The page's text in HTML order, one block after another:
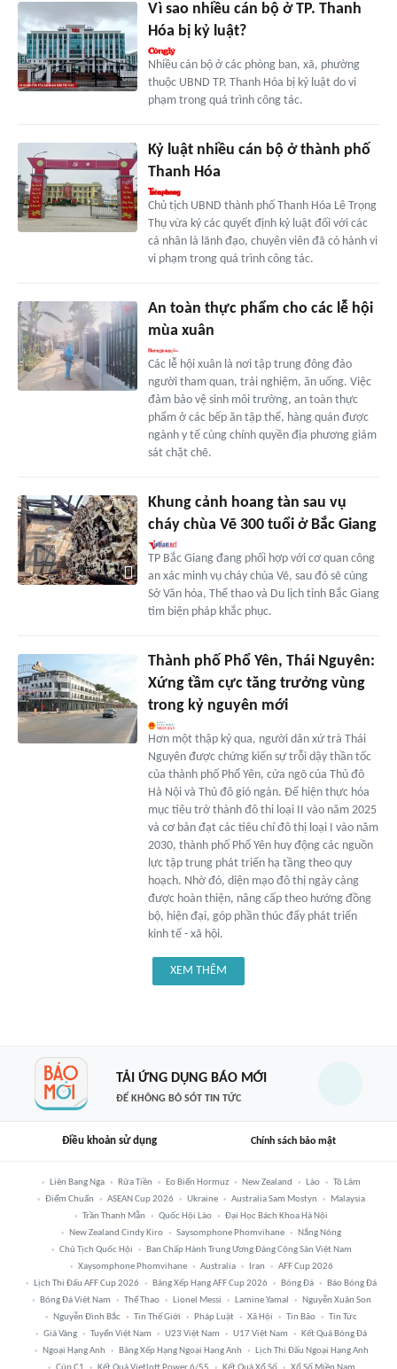
Vì sao nhiều cán bộ ở TP. Thanh
Hóa bị kỷ luật?
Nhiều cán bộ ở các phòng ban, xã, phường
thuộc UBND TP. Thanh Hóa bị kỷ luật do vi
phạm trong quá trình công tác.
Kỷ luật nhiều cán bộ ở thành phố
Thanh Hóa
Chủ tịch UBND thành phố Thanh Hóa Lê Trọng
Thụ vừa ký các quyết định kỷ luật đối với các
cá nhân là lãnh đạo, chuyên viên đã có hành vi
vi phạm trong quá trình công tác.
An toàn thực phẩm cho các lễ hội
mùa xuân
Các lễ hội xuân là nơi tập trung đông đảo
người tham quan, trải nghiệm, ăn uống. Việc
đảm bảo vệ sinh môi trường, an toàn thực
phẩm ở các bếp ăn tập thể, hàng quán được
ngành y tế cùng chính quyền địa phương giám
sát chặt chẽ.
Khung cảnh hoang tàn sau vụ
cháy chùa Vẽ 300 tuổi ở Bắc Giang
TP Bắc Giang đang phối hợp với cơ quan công
an xác minh vụ cháy chùa Vẽ, sau đó sẽ cùng
Sở Văn hóa, Thể thao và Du lịch tỉnh Bắc Giang
tìm biện pháp khắc phục.
Thành phố Phổ Yên, Thái Nguyên:
Xứng tầm cực tăng trưởng vùng
trong kỷ nguyên mới
Hơn một thập kỷ qua, người dân xứ trà Thái
Nguyên được chứng kiến sự trỗi dậy thần tốc
của thành phố Phổ Yên, cửa ngõ của Thủ đô
Hà Nội và Thủ đô gió ngàn. Để hiện thực hóa
mục tiêu trở thành đô thi loại II vào năm 2025
và cơ bản đạt các tiêu chí đô thị loại I vào năm
2030, thành phố Phổ Yên huy động các nguồn
lực tập trung phát triển hạ tầng theo quy
hoạch. Nhờ đó, diện mạo đô thị ngày càng
được hoàn thiện, nâng cấp theo hướng đồng
bộ, hiện đại, góp phần thúc đẩy phát triển
kinh tế - xã hội.
XEM THÊM
TẢI ỨNG DỤNG BÁO MỚI
ĐỂ KHÔNG BỎ SÓT TIN TỨC
Điều khoản sử dụng Chính sách bảo mật
Liên Bang Nga Rửa Tiền Eo Biển Hormuz New Zealand Lào
Tô Lâm
Điểm Chuẩn
ASEAN Cup 2026 Ukraine Australia Sam Mostyn
Malaysia
Trần Thanh Mẫn
Quốc Hội Lào
Đại Học Bách Khoa Hà Nội
New Zealand Cindy Kiro
Saysomphone Phomvihane
Nắng Nóng
Chủ Tịch Quốc Hội
Ban Chấp Hành Trung Ương Đảng Cộng Sản Việt Nam
Xaysomphone Phomvihane
Australia Iran
AFF Cup 2026
Lịch Thi Đấu AFF Cup 2026
Bảng Xếp Hạng AFF Cup 2026 Bóng Đá
Báo Bóng Đá
Bóng Đá Việt Nam
Thể Thao Lionel Messi Lamine Yamal
Nguyễn Xuân Son
Nguyễn Đình Bắc
Tin Thế Giới Pháp Luật Xã Hội Tin Bão
Tin Tức
Giá Vàng
Tuyển Việt Nam U23 Việt Nam U17 Việt Nam
Kết Quả Bóng Đá
Ngoại Hạng Anh
Bảng Xếp Hạng Ngoại Hạng Anh
Lịch Thi Đấu Ngoại Hạng Anh